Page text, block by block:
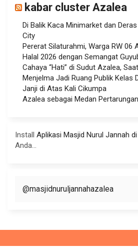
kabar cluster Azalea
Di Balik Kaca Minimarket dan
City
Pererat Silaturahmi, Warga RW 06
Halal 2026 dengan Semangat
Cahaya “Hati” di Sudut Azalea,
Menjelma Jadi Ruang Publik Kelas
Janji di Atas Kali Cikumpa
Azalea sebagai Medan
Install Aplikasi Masjid Nurul Jannah
Anda...
@masjidnuruljannahazalea